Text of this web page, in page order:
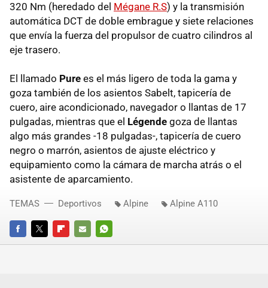
320 Nm (heredado del Mégane R.S) y la transmisión
automática DCT de doble embrague y siete relaciones
que envía la fuerza del propulsor de cuatro cilindros al
eje trasero.
El llamado Pure es el más ligero de toda la gama y
goza también de los asientos Sabelt, tapicería de
cuero, aire acondicionado, navegador o llantas de 17
pulgadas, mientras que el Légende goza de llantas
algo más grandes -18 pulgadas-, tapicería de cuero
negro o marrón, asientos de ajuste eléctrico y
equipamiento como la cámara de marcha atrás o el
asistente de aparcamiento.
FACEBOOKTWITTERFLIPBOARD
E-
WHATSAPP
TEMAS Deportivos Alpine Alpine A110